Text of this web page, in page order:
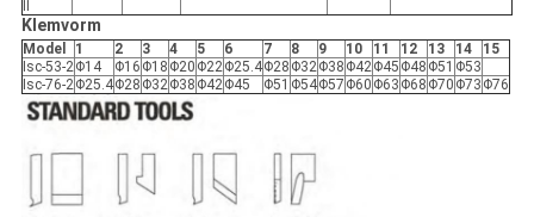
Klemvorm
Model 1 2 3 4 5 6 7 8 9 10 11 12 13 14
15
Isc-53-2Φ14 Φ16 Φ18 Φ20 Φ22Φ25.4Φ28 Φ32Φ38 Φ42Φ45 Φ48 Φ51 Φ53
Isc-76-2Φ25.4Φ28 Φ32Φ38 Φ42Φ45 Φ51 Φ54Φ57 Φ60 Φ63 Φ68 Φ70 Φ73 Φ76